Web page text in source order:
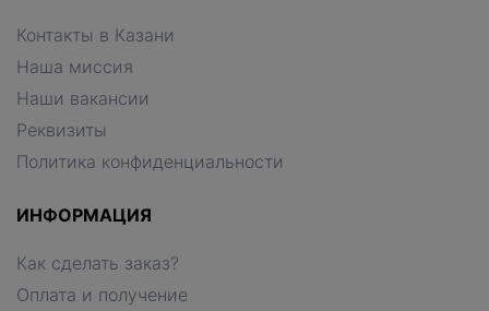
Контакты в Казани
Наша миссия
Наши вакансии
Реквизиты
Политика конфиденциальности
ИНФОРМАЦИЯ
Как сделать заказ?
Оплата и получение